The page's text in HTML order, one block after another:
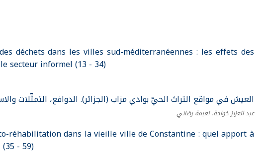
déchets dans les villes sud-méditerranéennes : les effets des
secteur informel (13 - 34)
العيش في مواقع التراث الحيّ بوادي مزاب (الجزائر). الدوافع، التمثّلات
عبد العزيز خواجة، نعيمة رضائي
réhabilitation dans la vieille ville de Constantine : quel apport à
- 59)